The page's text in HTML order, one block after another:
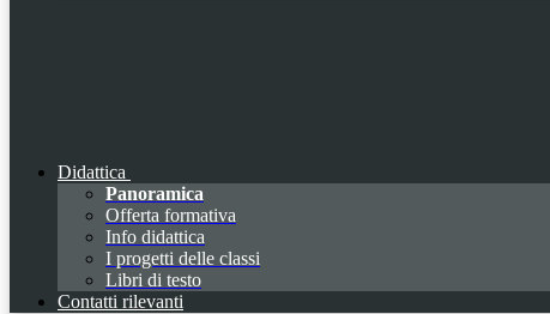
Didattica
Panoramica
Offerta formativa
Info didattica
I progetti delle classi
Libri di testo
Contatti rilevanti